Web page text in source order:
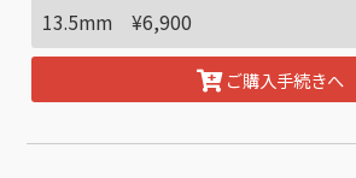
ご購入手続きへ